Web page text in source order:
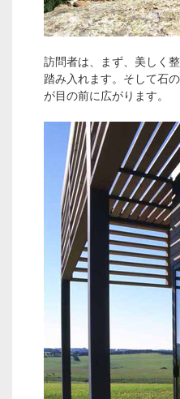
訪問者は、まず、美しく
踏み入れます。そして石
が目の前に広がります。